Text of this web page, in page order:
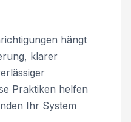
hängt
klarer
Praktiken helfen
Ihr System